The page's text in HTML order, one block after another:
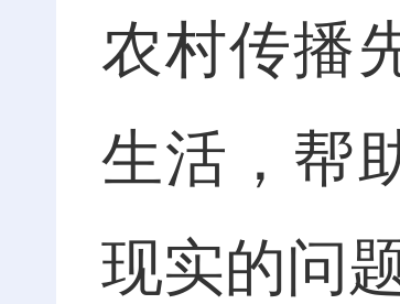
农村传播
生活，帮
现实的问题